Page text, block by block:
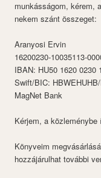
munkásságom, kérem,
nekem szánt összeget:
Aranyosi Ervin
16200230-10035113-
IBAN: HU50 1620 0230
Swift/BIC:
MagNet Bank
Kérjem, a közleménybe
Könyveim
hozzájárulhat további